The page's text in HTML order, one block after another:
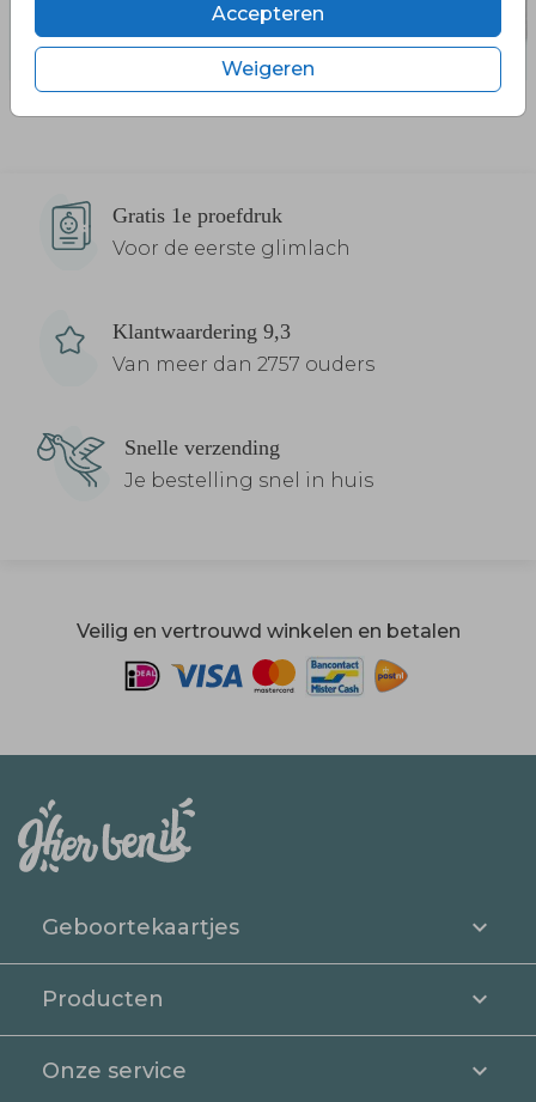
Accepteren
Weigeren
Gratis 1e proefdruk
Voor de eerste glimlach
Klantwaardering 9,3
Van meer dan 2757 ouders
Snelle verzending
Je bestelling snel in huis
Veilig en vertrouwd winkelen en betalen
Geboortekaartjes
Producten
Onze service